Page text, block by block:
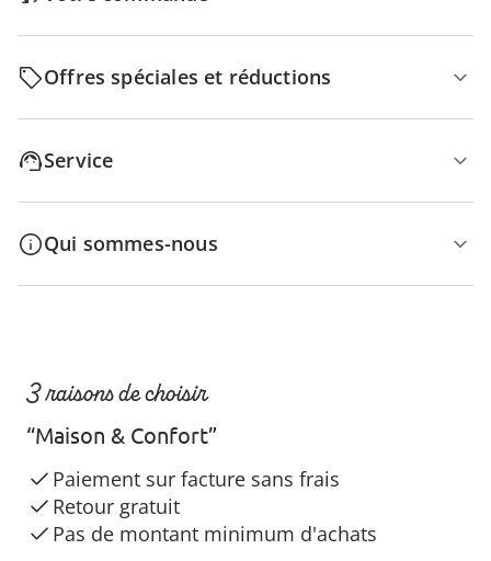
Offres spéciales et réductions
Service
Qui sommes-nous
3 raisons de choisir
“Maison & Confort”
Paiement sur facture sans frais
Retour gratuit
Pas de montant minimum d'achats